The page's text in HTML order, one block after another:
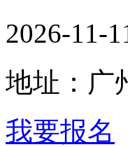
2026-11-
地址：广
我要报名